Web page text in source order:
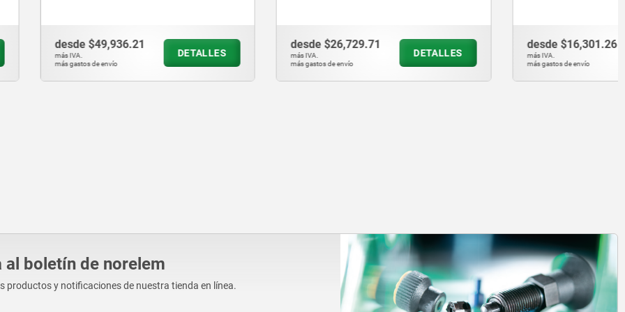
DETALLES
$26,729.71
más IVA.
más gastos de envío
DETALLES
$16,301.26
más IVA.
más gastos de envío
DETALLES
al boletín de norelem
productos y notificaciones de nuestra tienda en línea.